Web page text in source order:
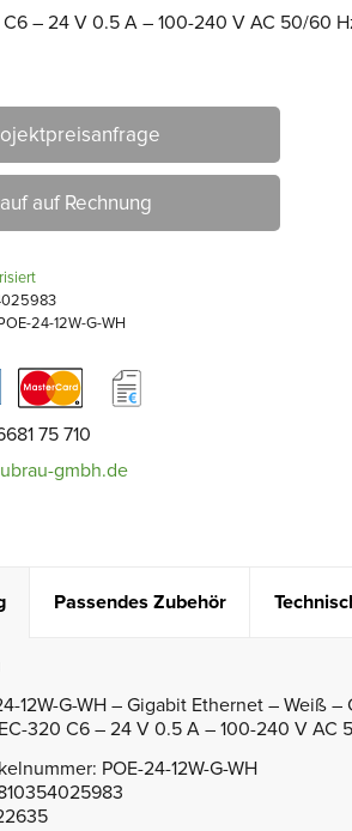
C6 – 24 V 0.5 A – 100-240 V AC 50/60
auf Rechnung
24-12W-G-WH
75 710
gmbh.de
Passendes Zubehör
12W-G-WH – Gigabit Ethernet – Weiß
320 C6 – 24 V 0.5 A – 100-240 V
POE-24-12W-G-WH